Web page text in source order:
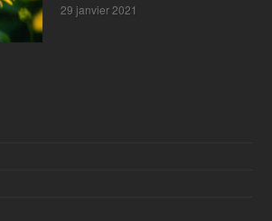
29 janvier 2021